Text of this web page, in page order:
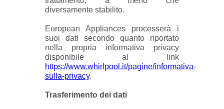
diversamente stabilito.
European Appliances processerà i
suoi dati secondo quanto riportato
nella propria informativa privacy
disponibile al link
https://www.whirlpool.it/pagine/informativa-
sulla-privacy.
Trasferimento dei dati